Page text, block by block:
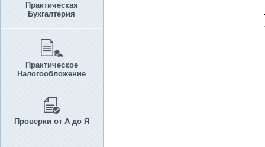
Практическая
Бухгалтерия
Практическое
Налогообложение
Проверки от А до Я